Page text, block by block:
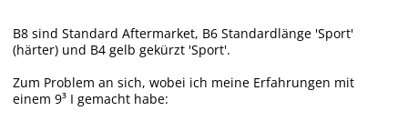
B8 sind Standard Aftermarket, B6 Standardlänge 'Sport'
(härter) und B4 gelb gekürzt 'Sport'.
Zum Problem an sich, wobei ich meine Erfahrungen mit
einem 9³ I gemacht habe: